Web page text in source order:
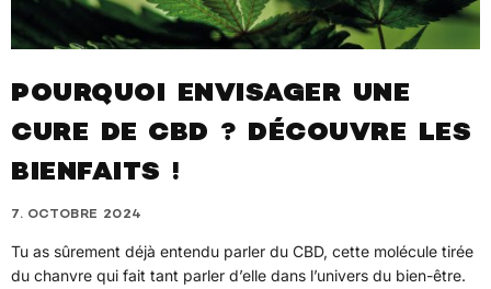
POURQUOI ENVISAGER UNE
CURE DE CBD ? DÉCOUVRE LES
BIENFAITS !
7. OCTOBRE 2024
Tu as sûrement déjà entendu parler du CBD, cette molécule tirée
du chanvre qui fait tant parler d’elle dans l’univers du bien-être.